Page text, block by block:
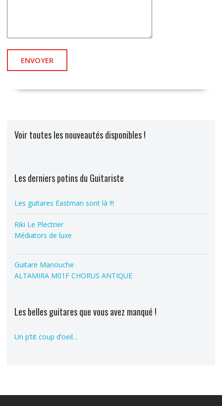
Veuillez laisser ce champ vide.
Voir toutes les nouveautés disponibles !
Les derniers potins du Guitariste
Les guitares Eastman sont là !!!
Riki Le Plectrier
Médiators de luxe
Guitare Manouche
ALTAMIRA M01F CHORUS ANTIQUE
Les belles guitares que vous avez manqué !
Un p’tit coup d’oeil…